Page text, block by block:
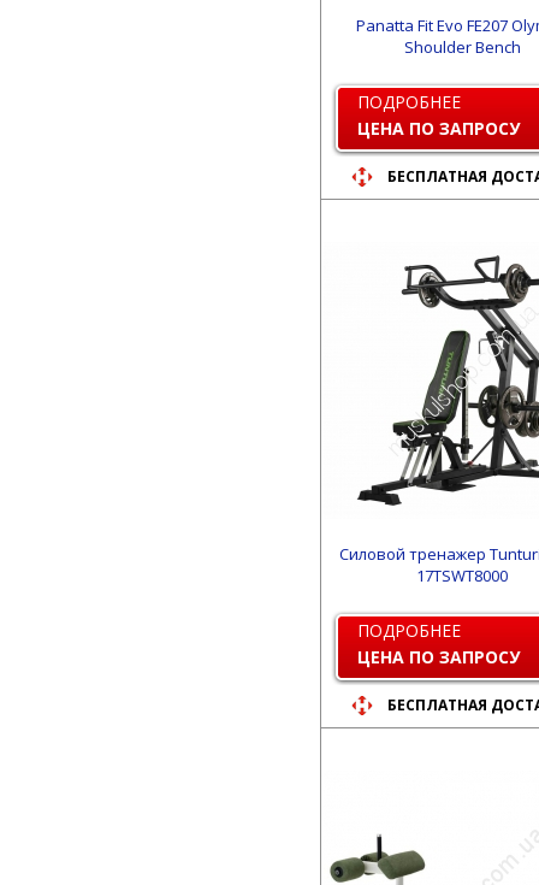
Panatta Fit Evo FE207
Shoulder Bench
ПОДРОБНЕЕ
ЦЕНА ПО ЗАПРОСУ
БЕСПЛАТНАЯ
Силовой тренажер
17TSWT8000
ПОДРОБНЕЕ
ЦЕНА ПО ЗАПРОСУ
БЕСПЛАТНАЯ